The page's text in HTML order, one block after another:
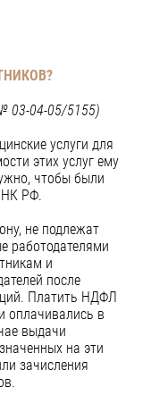
03-04-05/5155)
услуги для
этих услуг ему
чтобы были
НК РФ.
не подлежат
и
после
Платить НДФЛ
оплачивались в
выдачи
на эти
зачисления